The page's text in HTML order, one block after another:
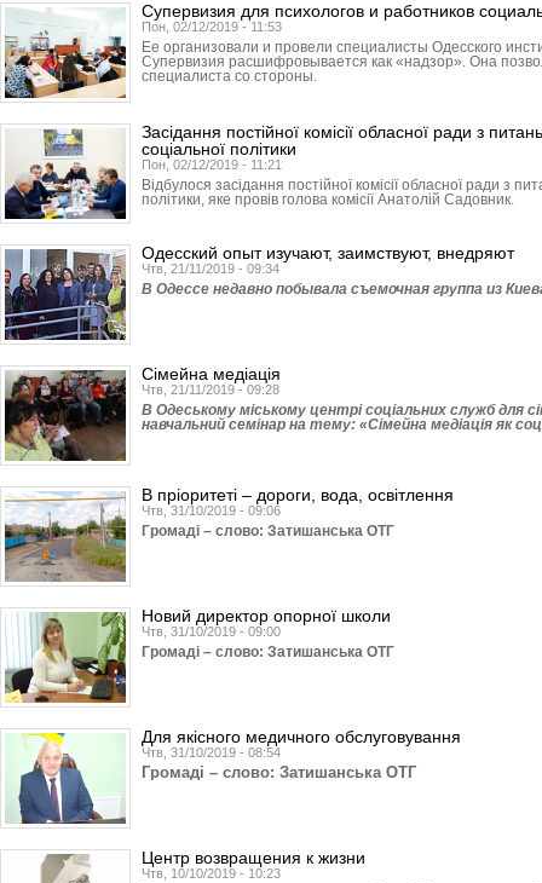
Супервизия для психологов и работников
Пон, 02/12/2019 - 11:53
Ее организовали и провели специалисты Одесского
Супервизия расшифровывается как «надзор». Она
специалиста со стороны.
Засідання постійної комісії обласної ради з
соціальної політики
Пон, 02/12/2019 - 11:21
Відбулося засідання постійної комісії обласної ради з
політики, яке провів голова комісії Анатолій Садовник.
Одесский опыт изучают, заимствуют, внедряют
Чтв, 21/11/2019 - 09:34
В Одессе недавно побывала съемочная группа из
Сімейна медіація
Чтв, 21/11/2019 - 09:28
В Одеському міському центрі соціальних служб для
навчальний семінар на тему: «Сімейна медіація як
В пріоритеті – дороги, вода, освітлення
Чтв, 31/10/2019 - 09:06
Громаді – слово: Затишанська ОТГ
Новий директор опорної школи
Чтв, 31/10/2019 - 09:00
Громаді – слово: Затишанська ОТГ
Для якісного медичного обслуговування
Чтв, 31/10/2019 - 08:54
Громаді – слово: Затишанська ОТГ
Центр возвращения к жизни
Чтв, 10/10/2019 - 10:23